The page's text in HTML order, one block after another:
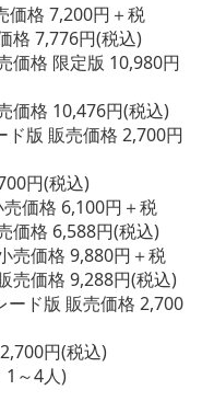
価格 7,200円＋税
7,776円(税込)
限定版 10,980円
格 10,476円(税込)
販売価格 2,700円
円(税込)
価格 6,100円＋税
6,588円(税込)
格 9,880円＋税
格 9,288円(税込)
版 販売価格 2,700
円(税込)
1～4人)